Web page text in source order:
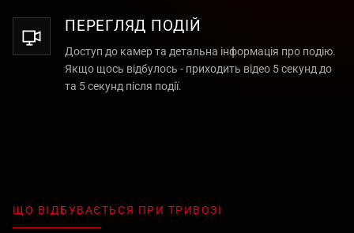
ПЕРЕГЛЯД ПОДІЙ
Доступ до камер та детальна інформація про подію.
Якщо щось відбулось - приходить відео 5 секунд до
та 5 секунд після події.
ЩО ВІДБУВАЄТЬСЯ ПРИ ТРИВОЗІ